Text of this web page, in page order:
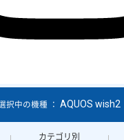
カテゴリ別
択中の機種 ： AQUOS wish2